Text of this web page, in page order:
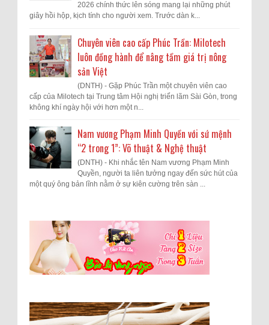
2026 chính thức lên sóng mang lại những phút
giây hồi hộp, kịch tính cho người xem. Trước dàn k...
Chuyên viên cao cấp Phúc Trần: Milotech
luôn đồng hành để nâng tầm giá trị nông
sản Việt
(DNTH) - Gặp Phúc Trần một chuyên viên cao
cấp của Milotech tại Trung tâm Hội nghị triển lãm Sài Gòn, trong
không khí ngày hội với hơn một n...
Nam vương Phạm Minh Quyền với sứ mệnh
“2 trong 1”: Võ thuật & Nghệ thuật
(DNTH) - Khi nhắc tên Nam vương Phạm Minh
Quyền, người ta liên tưởng ngay đến sức hút của
một quý ông bản lĩnh nằm ở sự kiên cường trên sàn ...